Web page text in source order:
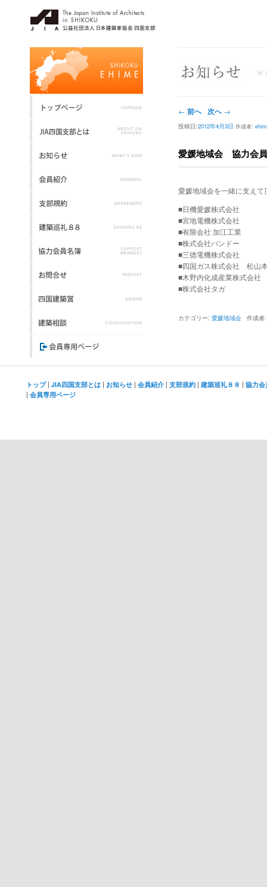
投稿ナビゲーション
← 前へ 次へ→
愛媛地域会 協力会員
投稿日:2012年4月3日 作成者:
愛媛地域会を一緒に支え
■日機愛媛株式会社
■宮地電機株式会社
■有限会社 加江工業
■株式会社バンドー
■三德電機株式会社
■四国ガス株式会社 松山
■木野内化成産業株式会社
■株式会社タガ
カテゴリー: 愛媛地域会作成者
トップ| JIA四国支部とは | お知らせ | 会員紹介 | 支部規約 | 建築巡礼８８ | 協力会
| 会員専用ページ